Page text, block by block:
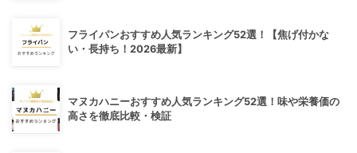
フライパンおすすめ人気ランキング52選！【焦げ付かな
い・長持ち！2026最新】
マヌカハニーおすすめ人気ランキング52選！味や栄養価の
高さを徹底比較・検証